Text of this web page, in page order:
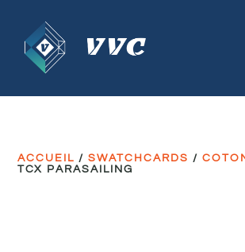
ACCUEIL /SWATCHCARDS /
TCX PARASAILING